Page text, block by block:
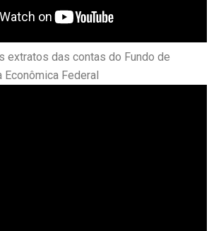
extratos das contas do Fundo de
Econômica Federal